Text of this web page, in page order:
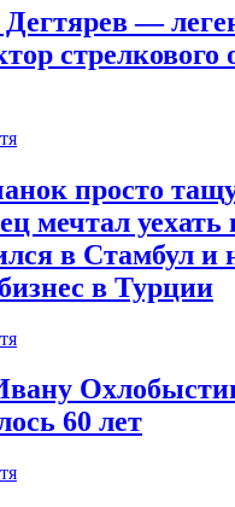
—
стрелкового
просто
мечтал
в Стамбул и
в Турции
60 лет